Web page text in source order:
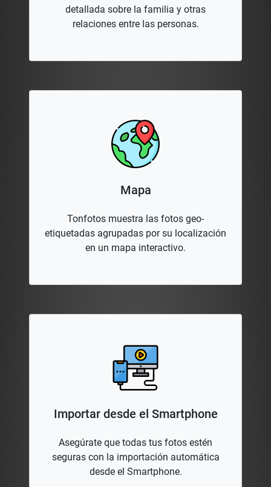
detallada sobre la familia y otras
relaciones entre las personas.
Mapa
Tonfotos muestra las fotos geo-
etiquetadas agrupadas por su localización
en un mapa interactivo.
Importar desde el Smartphone
Asegúrate que todas tus fotos estén
seguras con la importación automática
desde el Smartphone.